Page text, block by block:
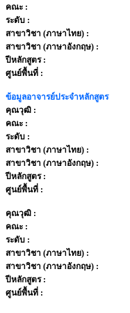
คณะ :
ระดับ :
สาขาวิชา (ภาษาไทย) :
สาขาวิชา (ภาษาอังกฤษ) :
ปีหลักสูตร :
ศูนย์พื้นที่ :
ข้อมูลอาจารย์ประจำหลักสูตร
คุณวุฒิ :
คณะ :
ระดับ :
สาขาวิชา (ภาษาไทย) :
สาขาวิชา (ภาษาอังกฤษ) :
ปีหลักสูตร :
ศูนย์พื้นที่ :
คุณวุฒิ :
คณะ :
ระดับ :
สาขาวิชา (ภาษาไทย) :
สาขาวิชา (ภาษาอังกฤษ) :
ปีหลักสูตร :
ศูนย์พื้นที่ :